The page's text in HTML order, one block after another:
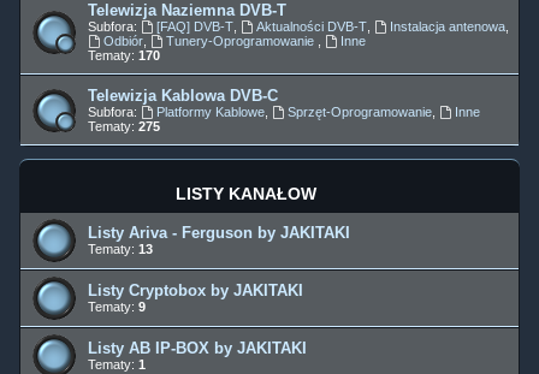
Telewizja Naziemna DVB-T
Subfora: [FAQ] DVB-T, Aktualności DVB-T, Instalacja antenowa,
Odbiór, Tunery-Oprogramowanie
Inne
Tematy: 170
Telewizja Kablowa DVB-C
Subfora: Platformy Kablowe, Sprzęt-Oprogramowanie,
Inne
Tematy: 275
LISTY KANAŁÓW
Listy Ariva - Ferguson by JAKITAKI
Tematy: 13
Listy Cryptobox by JAKITAKI
Tematy: 9
Listy AB IP-BOX by JAKITAKI
Tematy: 1